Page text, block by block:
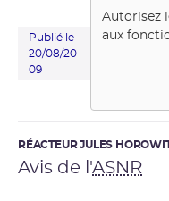
Publié le
20/08/20
09
Autorisez
aux
RÉACTEUR JULES
Avis de l'ASNR